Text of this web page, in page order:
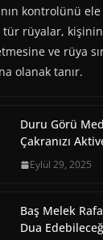
kontrolünü
rüyalar,
ve rüya
olanak tanır.
Duru Görü
Çakranızı
Eylül 29, 2025
Baş Melek
Dua